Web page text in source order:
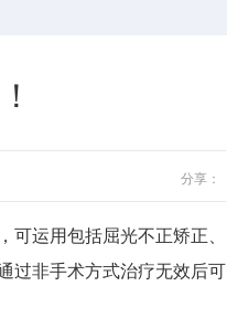
分享：
运用包括屈光不正矫正、
过非手术方式治疗无效后可